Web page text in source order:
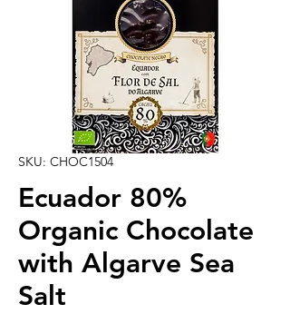
SKU: CHOC1504
Ecuador 80%
Organic Chocolate
with Algarve Sea
Salt